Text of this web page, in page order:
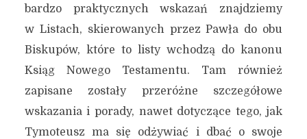
bardzo praktycznych wskazań znajdziemy
w Listach, skierowanych przez Pawła do obu
Biskupów, które to listy wchodzą do kanonu
Ksiąg Nowego Testamentu. Tam również
zapisane zostały przeróżne szczegółowe
wskazania i porady, nawet dotyczące tego, jak
Tymoteusz ma się odżywiać i dbać o swoje